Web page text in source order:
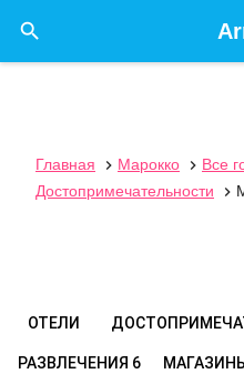

Главная  Марокко  Все
Достопримечательности

ОТЕЛИ
РАЗВЛЕЧЕНИЯ 6 МАГАЗИНЫ